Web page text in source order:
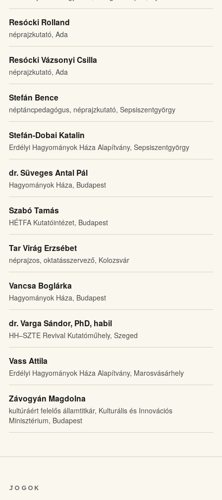
Resócki Rolland
néprajzkutató, Ada
Resócki Vázsonyi Csilla
néprajzkutató, Ada
Stefán Bence
néptáncpedagógus, néprajzkutató, Sepsiszentgyörgy
Stefán-Dobai Katalin
Erdélyi Hagyományok Háza Alapítvány, Sepsiszentgyörgy
dr. Süveges Antal Pál
Hagyományok Háza, Budapest
Szabó Tamás
HÉTFA Kutatóintézet, Budapest
Tar Virág Erzsébet
néprajzos, oktatásszervező, Kolozsvár
Vancsa Boglárka
Hagyományok Háza, Budapest
dr. Varga Sándor, PhD, habil
HH–SZTE Revival Kutatóműhely, Szeged
Vass Attila
Erdélyi Hagyományok Háza Alapítvány, Marosvásárhely
Závogyán Magdolna
kultúráért felelős államtitkár, Kulturális és Innovációs
Minisztérium, Budapest
JOGOK